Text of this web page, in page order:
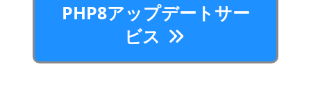
PHP8アップデートサー
ビス